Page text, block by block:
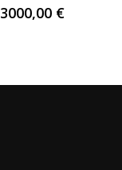
3000,00 €